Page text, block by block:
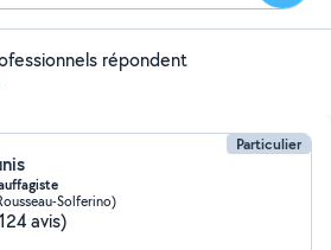
répondent
Particulier
Solferino)
avis)